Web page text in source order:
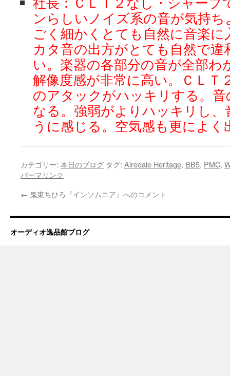
ンらしいノイズ系の音が気持
ごく細かくとても自然に音楽
カタ音の出方がとても自然で
い。楽器の各部分の音が全部
解像度感が非常に高い。ＣＬＴ
のアタックがハッキリする。
なる。強弱がよりハッキリし
うに感じる。空気感も更によく
カテゴリー: 本日のブログ タグ: Airedale Heritage, BB5, PMC,
パーマリンク
← 鬼束ちひろ『インソムニア』へのコメント
オーディオ逸品館ブログ